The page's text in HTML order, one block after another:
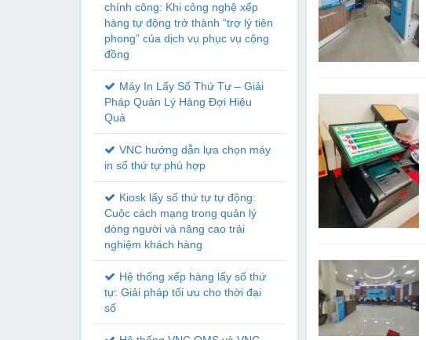
chính công: Khi công nghệ xếp
hàng tự động trở thành “trợ lý tiên
phong” của dịch vụ phục vụ cộng
đồng
Máy In Lấy Số Thứ Tự – Giải
Pháp Quản Lý Hàng Đợi Hiệu
Quả
VNC hướng dẫn lựa chọn máy
in số thứ tự phù hợp
Kiosk lấy số thứ tự tự động:
Cuộc cách mạng trong quản lý
dòng người và nâng cao trải
nghiệm khách hàng
Hệ thống xếp hàng lấy số thứ
tự: Giải pháp tối ưu cho thời đại
số